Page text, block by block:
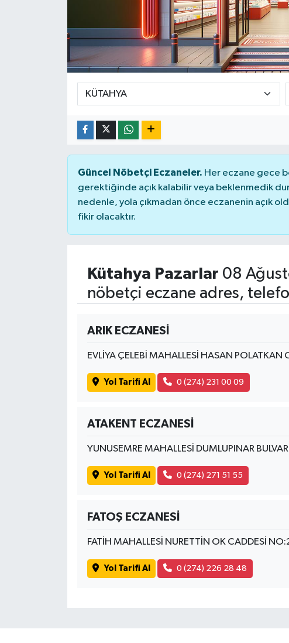
Güncel Nöbetçi Eczaneler. Her eczane gece
gerektiğinde açık kalabilir veya beklenmedik
nedenle, yola çıkmadan önce eczanenin açık
fikir olacaktır.
Kütahya Pazarlar 08
nöbetçi eczane adres,
ARIK ECZANESİ
EVLİYA ÇELEBİ MAHALLESİ HASAN
Yol Tarifi Al 0 (274) 231 00 09
ATAKENT ECZANESİ
YUNUSEMRE MAHALLESİ DUMLUPINAR
Yol Tarifi Al 0 (274) 271 51 55
FATOŞ ECZANESİ
FATİH MAHALLESİ NURETTİN OK CADDESİ
Yol Tarifi Al 0 (274) 226 28 48